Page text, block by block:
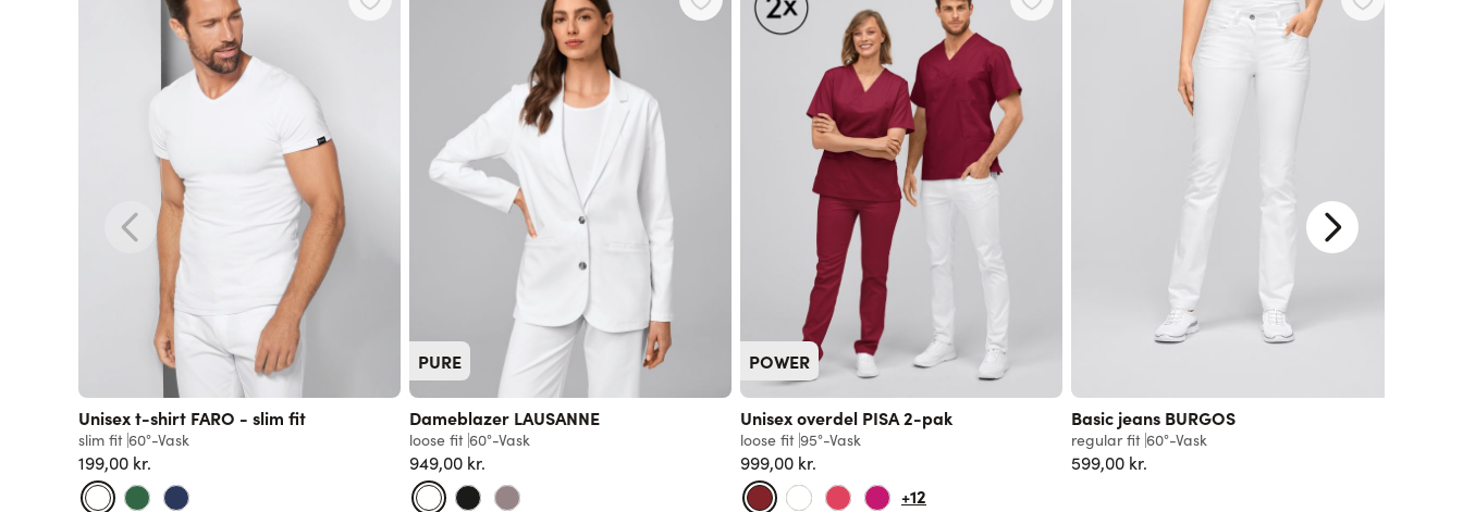
Unisex t-shirt FARO - slim fit
slim fit 60°-Vask
199,00 kr.
PURE
Dameblazer LAUSANNE
loose fit 60°-Vask
949,00 kr.
POWER
Unisex overdel PISA 2-pak
loose fit 95°-Vask
999,00 kr.
+12
Basic jeans BURGOS
regular fit 60°-Vask
599,00 kr.